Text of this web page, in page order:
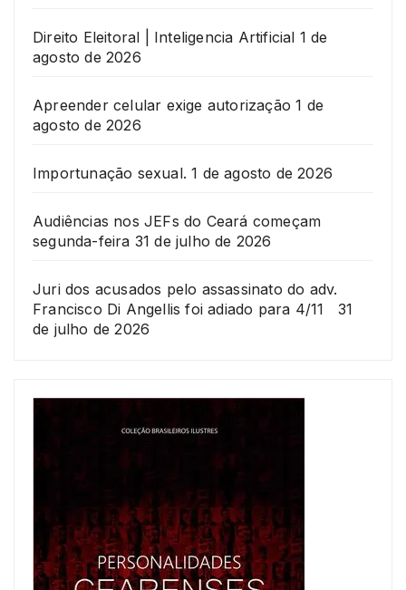
Direito Eleitoral | Inteligencia Artificial 1 de
agosto de 2026
Apreender celular exige autorização 1 de
agosto de 2026
Importunação sexual. 1 de agosto de 2026
Audiências nos JEFs do Ceará começam
segunda-feira 31 de julho de 2026
Juri dos acusados pelo assassinato do adv.
Francisco Di Angellis foi adiado para 4/11
31
de julho de 2026